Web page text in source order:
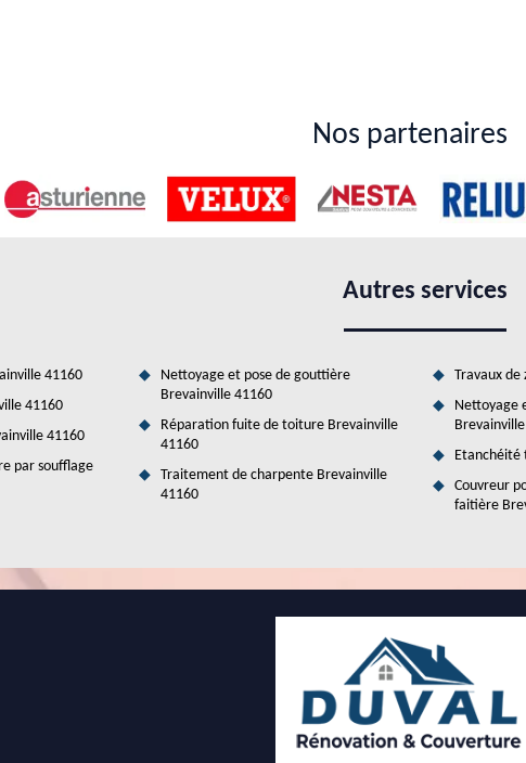
et accessibles à tous. Si vous voulez des informations plus précises, il suffit de lui
Couverture : un habitué des travaux de rénovation de la
dans le 41160
adaptés pour faire les travaux. Ainsi, nous vous proposons le service de Duval
spécialité du couvreur Duval Rénovation & Couverture
et longévité à votre toiture? Faites confiance à l'entreprise Duval Rénovation &
rénovation toiture, nous mettons à votre service notre expertise de plus de 10
Nos partenaires
Autres services
41160
41160
41160
par soufflage
Nettoyage et pose de gouttière
Brevainville 41160
Réparation fuite de toiture Brevainville
41160
Traitement de charpente Brevainville
41160
Travaux de
Nettoyage
Etanchéité
Couvreur
faitière